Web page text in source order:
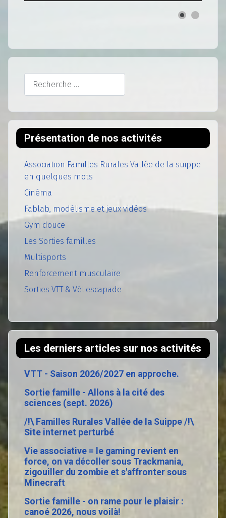
Rechercher
Présentation de nos activités
Association Familles Rurales Vallée de la suippe
en quelques mots
Cinéma
Fablab, modélisme et jeux vidéos
Gym douce
Les Sorties familles
Multisports
Renforcement musculaire
Sorties VTT & Vél'escapade
Les derniers articles sur nos activités
VTT - Saison 2026/2027 en approche.
Sortie famille - Allons à la cité des
sciences (sept. 2026)
/!\ Familles Rurales Vallée de la Suippe /!\
Site internet perturbé
Vie associative = le gaming revient en
force, on va décoller sous Trackmania,
zigouiller du zombie et s'affronter sous
Minecraft
Sortie famille - on rame pour le plaisir :
canoé 2026, nous voilà!